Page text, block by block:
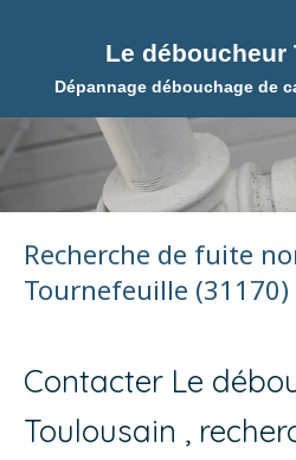
Le déboucheur
Dépannage débouchage de
Recherche de fuite
Tournefeuille (31170)
Contacter Le
Toulousain ,